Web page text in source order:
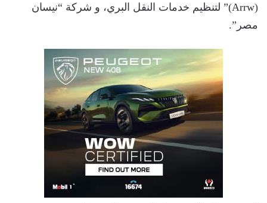
(Arrw)” لتنظيم خدمات النقل البري، و شركة “نيسان
مصر”.